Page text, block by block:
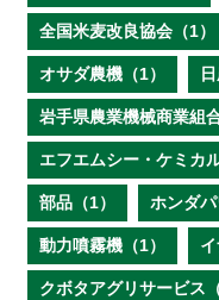
全国米麦改良協会（1）
オサダ農機（1）
岩手県農業機械商業組
エフエムシー・ケミカ
部品（1） ホンダ
動力噴霧機（1）
クボタアグリサービス（